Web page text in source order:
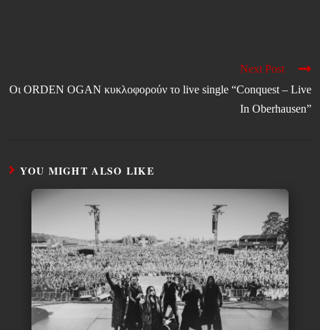
Next Post
Οι ORDEN OGAN κυκλοφορούν το live single “Conquest – Live
In Oberhausen”
YOU MIGHT ALSO LIKE